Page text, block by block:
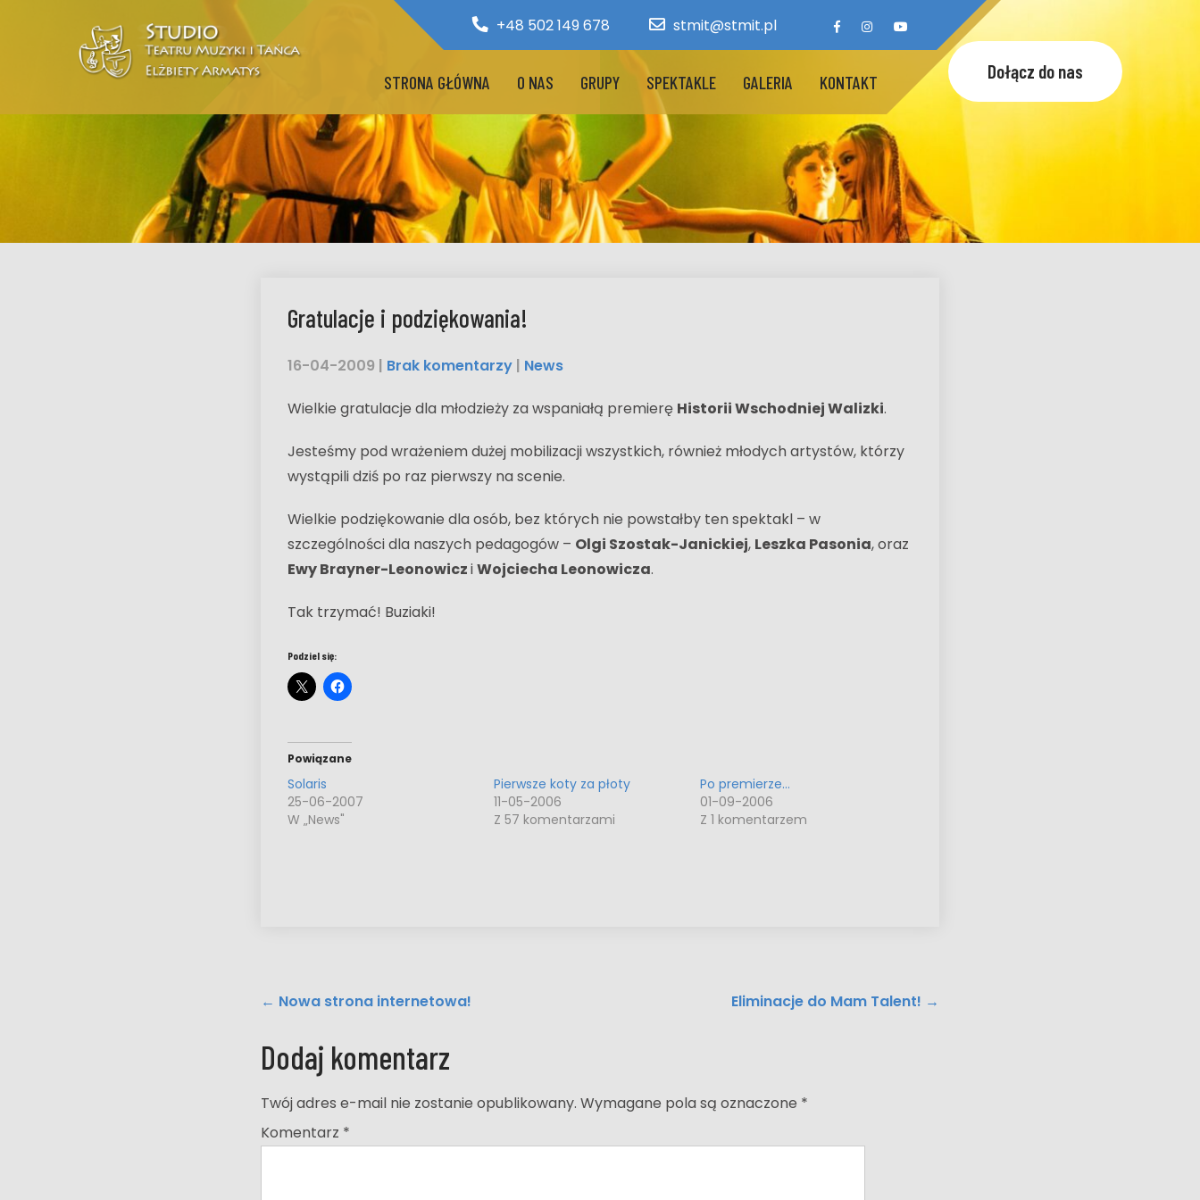
+48 502 149 678 stmit@stmit.pl
Dołącz do nas
STRONA GŁÓWNA O NAS GRUPY SPEKTAKLE GALERIA KONTAKT
Gratulacje i podziękowania!
16-04-2009 | Brak komentarzy | News
Wielkie gratulacje dla młodzieży za wspaniałą premierę Historii Wschodniej Walizki.
Jesteśmy pod wrażeniem dużej mobilizacji wszystkich, również młodych artystów, którzy
wystąpili dziś po raz pierwszy na scenie.
Wielkie podziękowanie dla osób, bez których nie powstałby ten spektakl – w
szczególności dla naszych pedagogów – Olgi Szostak-Janickiej, Leszka Pasonia, oraz
Ewy Brayner-LeonowicziWojciecha Leonowicza.
Tak trzymać! Buziaki!
Podziel się:
Powiązane
Solaris
25-06-2007
W „News"
Pierwsze koty za płoty
11-05-2006
Z 57 komentarzami
Po premierze…
01-09-2006
Z 1 komentarzem
Post
navigation
← Nowa strona internetowa! Eliminacje do Mam Talent! →
Dodaj komentarz
Twój adres e-mail nie zostanie opublikowany. Wymagane pola są oznaczone *
Komentarz *